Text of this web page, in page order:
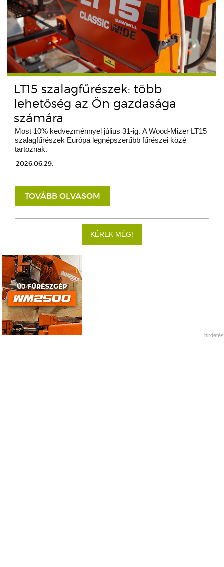
LT15 szalagfűrészek: több
lehetőség az Ön gazdasága
számára
Most 10% kedvezménnyel július 31-ig. A Wood-Mizer LT15
szalagfűrészek Európa legnépszerűbb fűrészei közé
tartoznak.
2026.06.29.
TOVÁBB OLVASOM
KÉREK MÉG!
hirdetés